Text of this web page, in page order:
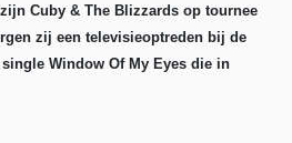
Cuby & The Blizzards op tournee
zij een televisieoptreden bij de
Window Of My Eyes die in